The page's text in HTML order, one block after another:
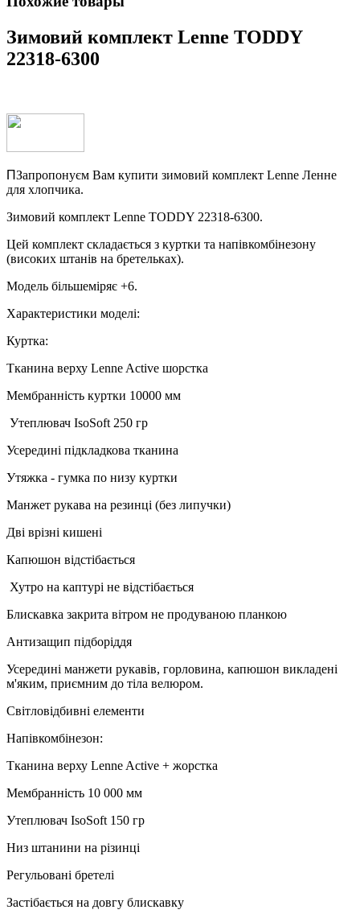
Зимовий комплект Lenne TODDY
22318-6300
ПЗапропонуєм Вам купити зимовий комплект Lenne Ленне
для хлопчика.
Зимовий комплект Lenne TODDY 22318-6300.
Цей комплект складається з куртки та напівкомбінезону
(високих штанів на бретельках).
Модель більшеміряє +6.
Характеристики моделі:
Куртка:
Тканина верху Lenne Active шорстка
Мембранність куртки 10000 мм
Утеплювач IsoSoft 250 гр
Усередині підкладкова тканина
Утяжка - гумка по низу куртки
Манжет рукава на резинці (без липучки)
Дві врізні кишені
Капюшон відстібається
Хутро на каптурі не відстібається
Блискавка закрита вітром не продуваною планкою
Антизащип підборіддя
Усередині манжети рукавів, горловина, капюшон викладені
м'яким, приємним до тіла велюром.
Світловідбивні елементи
Напівкомбінезон:
Тканина верху Lenne Active + жорстка
Мембранність 10 000 мм
Утеплювач IsoSoft 150 гр
Низ штанини на різинці
Регульовані бретелі
Застібається на довгу блискавку